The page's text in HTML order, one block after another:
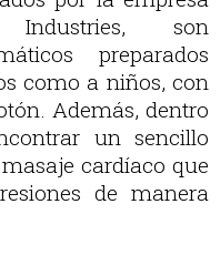
Industries, son
preparados
como a niños, con
Además, dentro
un sencillo
cardíaco que
de manera